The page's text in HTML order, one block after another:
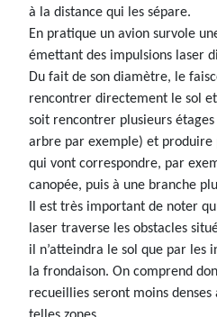
à la distance qui les sépare.
En pratique un avion survole
émettant des impulsions laser
Du fait de son diamètre, le
rencontrer directement le sol
soit rencontrer plusieurs étages
arbre par exemple) et produire
qui vont correspondre, par
canopée, puis à une branche
Il est très important de noter
laser traverse les obstacles
il n’atteindra le sol que par les
la frondaison. On comprend
recueillies seront moins denses